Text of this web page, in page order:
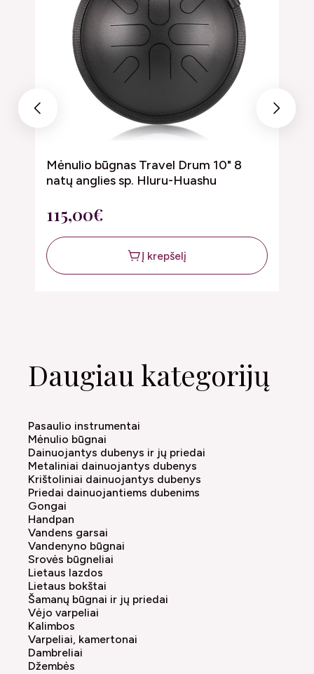
Previous
Mėnulio būgnas Travel Drum 10" 8
natų anglies sp. Hluru-Huashu
115,00€
Į krepšelį
Next
Daugiau kategorijų
Pasaulio instrumentai
Mėnulio būgnai
Dainuojantys dubenys ir jų priedai
Metaliniai dainuojantys dubenys
Krištoliniai dainuojantys dubenys
Priedai dainuojantiems dubenims
Gongai
Handpan
Vandens garsai
Vandenyno būgnai
Srovės būgneliai
Lietaus lazdos
Lietaus bokštai
Šamanų būgnai ir jų priedai
Vėjo varpeliai
Kalimbos
Varpeliai, kamertonai
Dambreliai
Džembės